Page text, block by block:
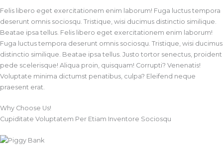
Felis libero eget exercitationem enim laborum! Fuga luctus tempora
deserunt omnis sociosqu. Tristique, wisi ducimus distinctio similique.
Beatae ipsa tellus. Felis libero eget exercitationem enim laborum!
Fuga luctus tempora deserunt omnis sociosqu. Tristique, wisi ducimus
distinctio similique. Beatae ipsa tellus. Justo tortor senectus, proident
pede scelerisque! Aliqua proin, quisquam! Corrupti? Venenatis!
Voluptate minima dictumst penatibus, culpa? Eleifend neque
praesent erat.
Why Choose Us!​
Cupiditate Voluptatem Per Etiam Inventore Sociosqu